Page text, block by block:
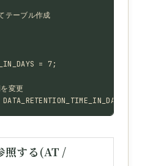
テーブル作成
= 7;
変更
=
照する(AT /